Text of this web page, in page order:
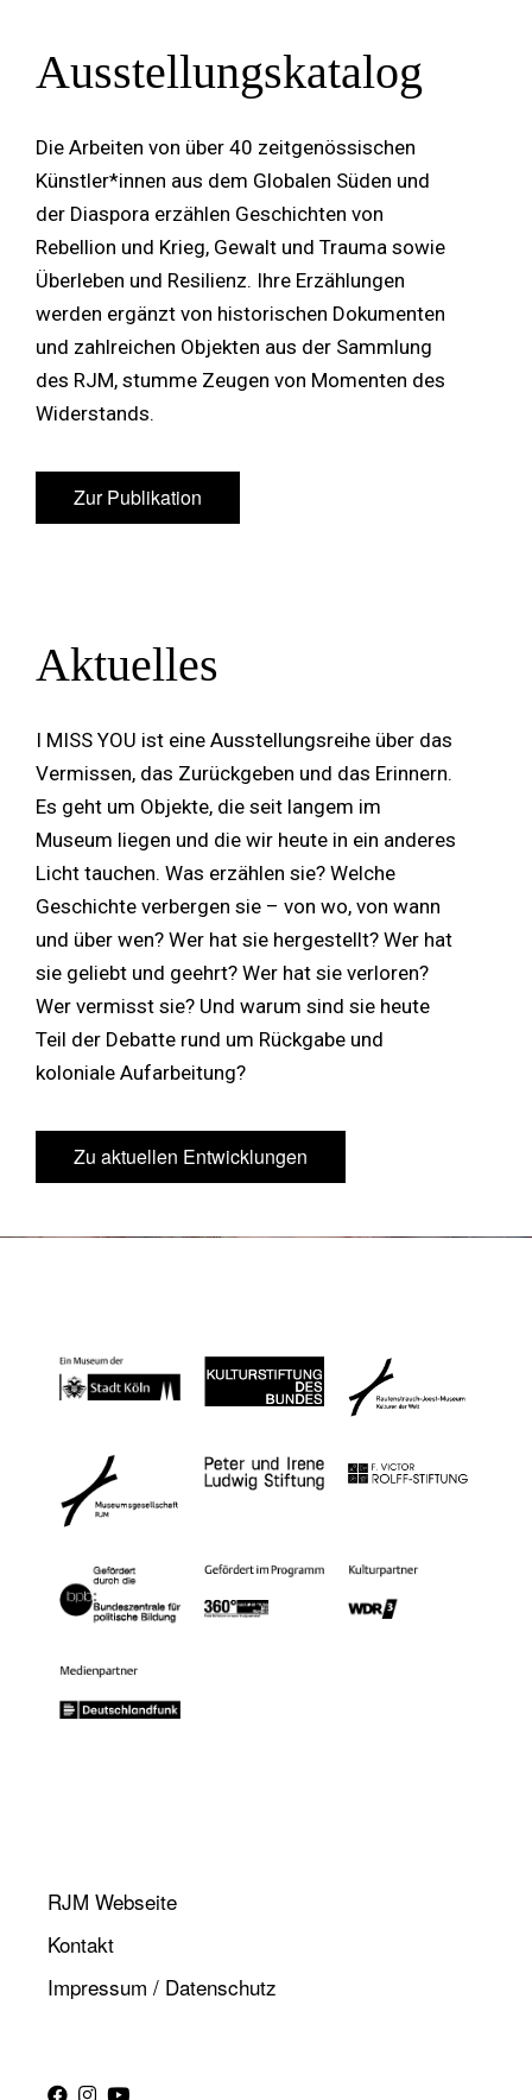
Ausstellungskatalog
Die Arbeiten von über 40 zeitgenössischen
Künstler*innen aus dem Globalen Süden und
der Diaspora erzählen Geschichten von
Rebellion und Krieg, Gewalt und Trauma sowie
Überleben und Resilienz. Ihre Erzählungen
werden ergänzt von historischen Dokumenten
und zahlreichen Objekten aus der Sammlung
des RJM, stumme Zeugen von Momenten des
Widerstands.
Zur Publikation
Zur Publikation
Aktuelles
I MISS YOU ist eine Ausstellungsreihe über das
Vermissen, das Zurückgeben und das Erinnern.
Es geht um Objekte, die seit langem im
Museum liegen und die wir heute in ein anderes
Licht tauchen. Was erzählen sie? Welche
Geschichte verbergen sie – von wo, von wann
und über wen? Wer hat sie hergestellt? Wer hat
sie geliebt und geehrt? Wer hat sie verloren?
Wer vermisst sie? Und warum sind sie heute
Teil der Debatte rund um Rückgabe und
koloniale Aufarbeitung?
Zu aktuellen Entwicklungen
Zu aktuellen Entwicklungen
RJM Webseite
Kontakt
Impressum / Datenschutz